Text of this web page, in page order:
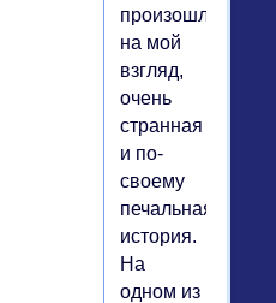
произошла,
на мой
взгляд,
очень
странная
и по-
своему
печальная
история.
На
одном из